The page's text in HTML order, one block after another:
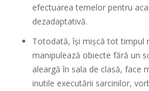
efectuarea temelor pentru
dezadaptativă.
Totodată, își mișcă tot timpul
manipulează obiecte fără un
aleargă în sala de clasă, face
inutile executării sarcinilor,